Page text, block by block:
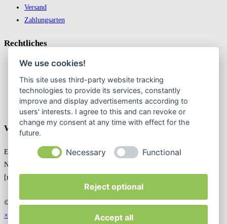
Versand
Zahlungsarten
Recht­liches
Impressum
Datenschutz
AGB
Widerrufsbelehrung & Widerruf erklären
Weekly Newslatter
Entdecken Sie exklusive Angebote in unserem Online-Shop! Jetzt den
Newsletter abonnieren und nichts mehr verpassen!
[mailpoet_form id="1"]
© 2024 FuCo-Care GmbH. All Rights Reserved.
We use cookies!
This site uses third-party website tracking
technologies to provide its services, constantly
improve and display advertisements according to
users' interests. I agree to this and can revoke or
change my consent at any time with effect for the
future.
Necessary Functional
Reject optional
Accept all
×